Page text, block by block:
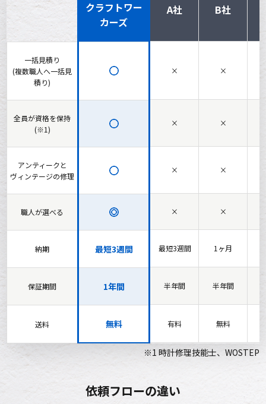
A社 B社
× ×
× ×
× ×
× ×
最短3週間 1ヶ月
半年間 半年間
有料 無料
クラフトワー
カーズ
一括見積り
(複数職人へ一括見
積り)
全員が資格を保持
(※1)
アンティークと
ヴィンテージの修理
職人が選べる
納期 最短3週間
保証期間 1年間
送料 無料
※1 時計修理技能士、WOSTEP
依頼フローの違い